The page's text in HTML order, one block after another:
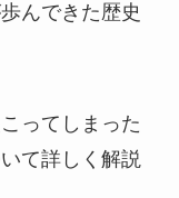
んできた歴史
ってしまった
て詳しく解説